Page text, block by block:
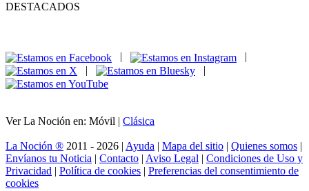
DESTACADOS
|
|
Ver La Noción en: Móvil | Clásica
La Noción ® 2011 - 2026 | Ayuda | Mapa del sitio | Quienes somos |
Envíanos tu Noticia | Contacto | Aviso Legal | Condiciones de Uso y
Privacidad | Política de cookies | Preferencias del consentimiento de
cookies